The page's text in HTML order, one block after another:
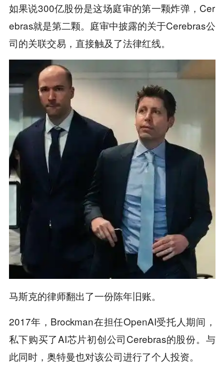
如果说300亿股份是这场庭审的第一颗炸弹，Cer
ebras就是第二颗。庭审中披露的关于Cerebras公
司的关联交易，直接触及了法律红线。
马斯克的律师翻出了一份陈年旧账。
2017年，Brockman在担任OpenAI受托人期间，
私下购买了AI芯片初创公司Cerebras的股份。与
此同时，奥特曼也对该公司进行了个人投资。